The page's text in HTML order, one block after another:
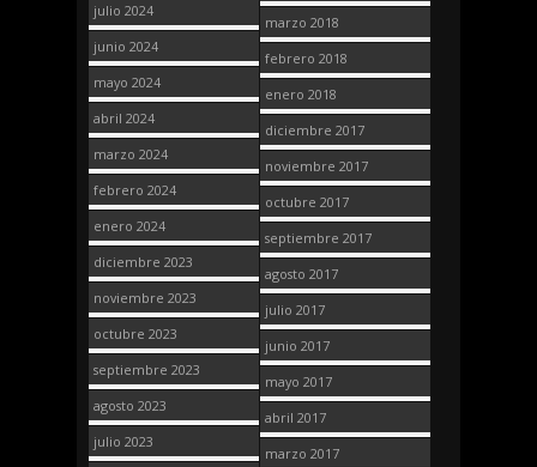
julio 2024
junio 2024
mayo 2024
abril 2024
marzo 2024
febrero 2024
enero 2024
diciembre 2023
noviembre 2023
octubre 2023
septiembre 2023
agosto 2023
julio 2023
marzo 2018
febrero 2018
enero 2018
diciembre 2017
noviembre 2017
octubre 2017
septiembre 2017
agosto 2017
julio 2017
junio 2017
mayo 2017
abril 2017
marzo 2017